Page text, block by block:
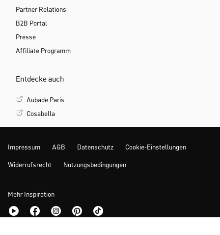
Partner Relations
B2B Portal
Presse
Affiliate Programm
Entdecke auch
Aubade Paris
Cosabella
Impressum AGB Datenschutz Cookie-Einstellungen
Widerrufsrecht Nutzungsbedingungen
Mehr Inspiration